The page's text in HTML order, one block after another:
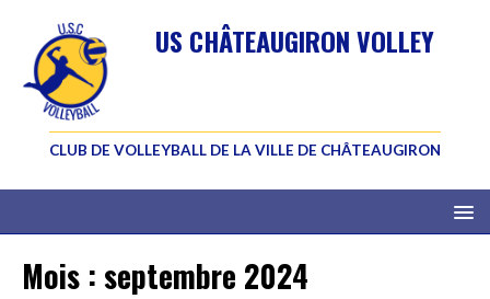
US CHÂTEAUGIRON VOLLEY
CLUB DE VOLLEYBALL DE LA VILLE DE CHÂTEAUGIRON
Mois :septembre 2024